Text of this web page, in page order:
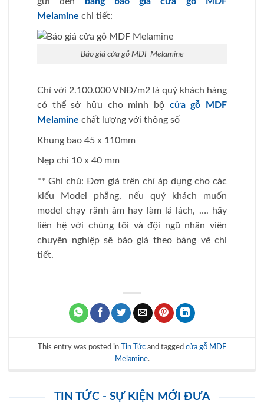
Melamine chi tiết:
Báo giá cửa gỗ MDF Melamine
Chỉ với 2.100.000 VNĐ/m2 là quý khách hàng
có thể sở hữu cho mình bộ cửa gỗ MDF
Melamine chất lượng với thông số
Khung bao 45 x 110mm
Nẹp chì 10 x 40 mm
** Ghi chú: Đơn giá trên chỉ áp dụng cho các
kiểu Model phẳng, nếu quý khách muốn
model chạy rãnh âm hay làm lá lách, …. hãy
liên hệ với chúng tôi và đội ngũ nhân viên
chuyên nghiệp sẽ báo giá theo bảng vẽ chi
tiết.
This entry was posted in Tin Tức and tagged cửa gỗ MDF
Melamine.
TIN TỨC - SỰ KIỆN MỚI ĐƯA